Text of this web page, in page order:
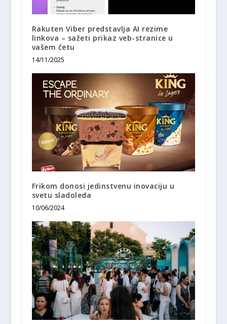
Rakuten Viber predstavlja AI rezime
linkova – sažeti prikaz veb-stranice u
vašem četu
14/11/2025
Frikom donosi jedinstvenu inovaciju u
svetu sladoleda
10/06/2024